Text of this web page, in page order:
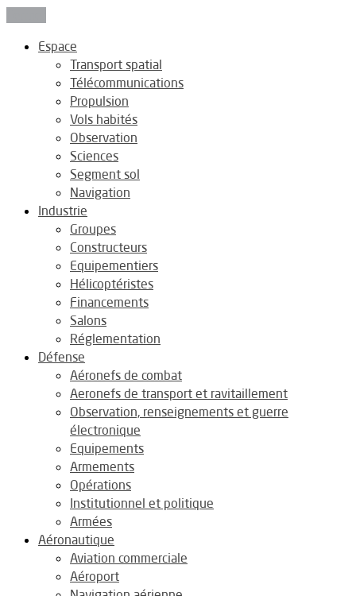
Espace
Transport spatial
Télécommunications
Propulsion
Vols habités
Observation
Sciences
Segment sol
Navigation
Industrie
Groupes
Constructeurs
Equipementiers
Hélicoptéristes
Financements
Salons
Réglementation
Défense
Aéronefs de combat
Aeronefs de transport et ravitaillement
Observation, renseignements et guerre
électronique
Equipements
Armements
Opérations
Institutionnel et politique
Armées
Aéronautique
Aviation commerciale
Aéroport